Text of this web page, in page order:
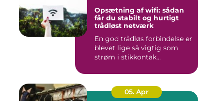
Opsætning af wifi: sådan
får du stabilt og hurtigt
trådløst netværk
En god trådløs forbindelse er
blevet lige så vigtig som
strøm i stikkontak...
05. Apr